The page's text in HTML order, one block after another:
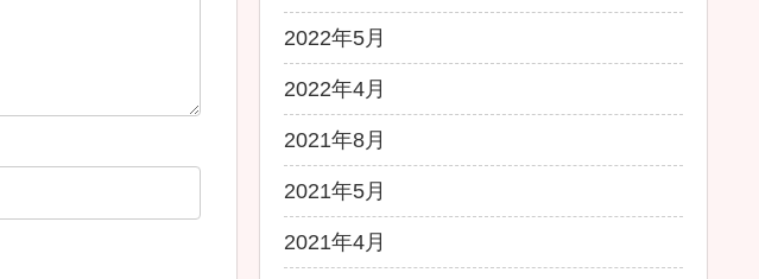
2022年5月
2022年4月
2021年8月
2021年5月
2021年4月